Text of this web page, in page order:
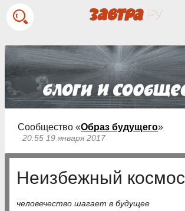
Сообщество «Образ будущего»
20:55 19 января 2017
Неизбежный космос
человечество шагает в будущее